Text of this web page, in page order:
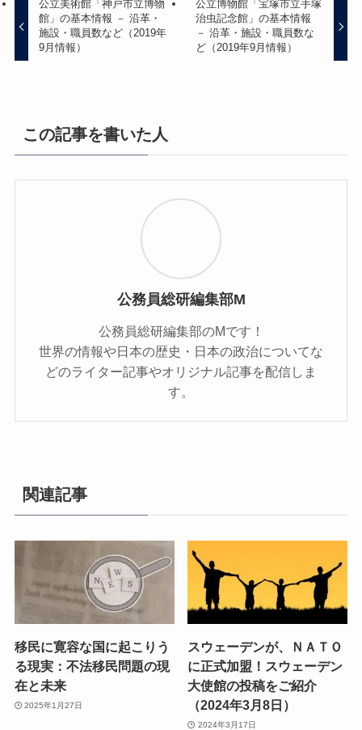
公立美術館「神戸市立博物
館」の基本情報 － 沿革・
施設・職員数など（2019年
9月情報）
公立博物館「宝塚市立手塚
治虫記念館」の基本情報
－ 沿革・施設・職員数な
ど（2019年9月情報）
この記事を書いた人
公務員総研編集部M
公務員総研編集部のMです！
世界の情報や日本の歴史・日本の政治についてな
どのライター記事やオリジナル記事を配信しま
す。
関連記事
移民に寛容な国に起こりう
る現実：不法移民問題の現
在と未来
2025年1月27日
スウェーデンが、ＮＡＴＯ
に正式加盟！スウェーデン
大使館の投稿をご紹介
（2024年3月8日）
2024年3月17日